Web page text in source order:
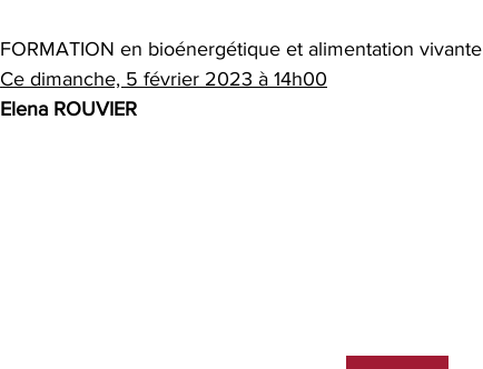
FORMATION en bioénergétique et alimentation vivante
Ce dimanche, 5 février 2023 à 14h00
Elena ROUVIER